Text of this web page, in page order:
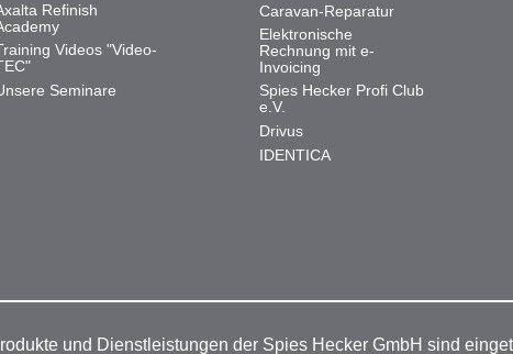
Refinish
Videos "Video-
Seminare
Caravan-Reparatur
Elektronische
Rechnung mit e-
Invoicing
Spies Hecker Profi Club
e.V.
Drivus
IDENTICA
und Dienstleistungen der Spies Hecker GmbH sind